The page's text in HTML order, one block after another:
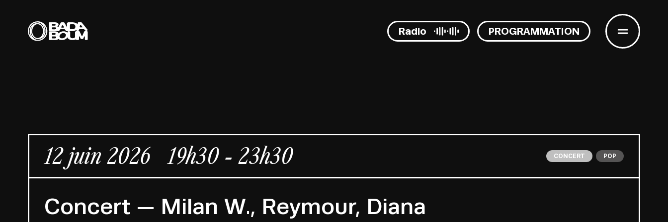
Radio PROGRAMMATION
12 juin 2026 19h30 - 23h30 CONCERT POP
Concert — Milan W., Reymour, Diana